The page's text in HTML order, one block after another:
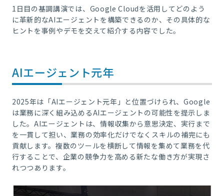
1日目の基調講演では、Google Cloudを活用してどのよう
に革新的なAIエージェントを構築できるのか、その具体的な
ヒントを事例やデモを交えて紹介する内容でした。
AIエージェント元年
2025年は「AIエージェント元年」と位置づけられ、Google
は業務に深く組み込めるAIエージェントの可能性を提示しま
した。AIエージェントは、情報収集から意思決定、実行まで
を一貫して担い、業務の効率化だけでなくスキルの補完にも
貢献します。複数のツールを横断して情報を集めて業務を代
行することで、企業の競争力を高める新たな働き方が実現さ
れつつあります。